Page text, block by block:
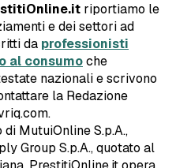
riportiamo le
e dei settori ad
da professionisti
al consumoche
nazionali e scrivono
la Redazione
MutuiOnline S.p.A.,
Group S.p.A., quotato al